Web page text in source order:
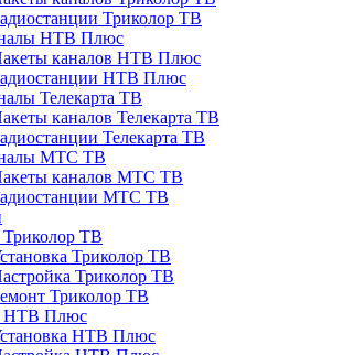
Триколор ТВ
НТВ Плюс
каналов НТВ Плюс
НТВ Плюс
Телекарта ТВ
каналов Телекарта ТВ
Телекарта ТВ
МТС ТВ
каналов МТС ТВ
МТС ТВ
Триколор ТВ
Триколор ТВ
Триколор ТВ
Триколор ТВ
НТВ Плюс
НТВ Плюс